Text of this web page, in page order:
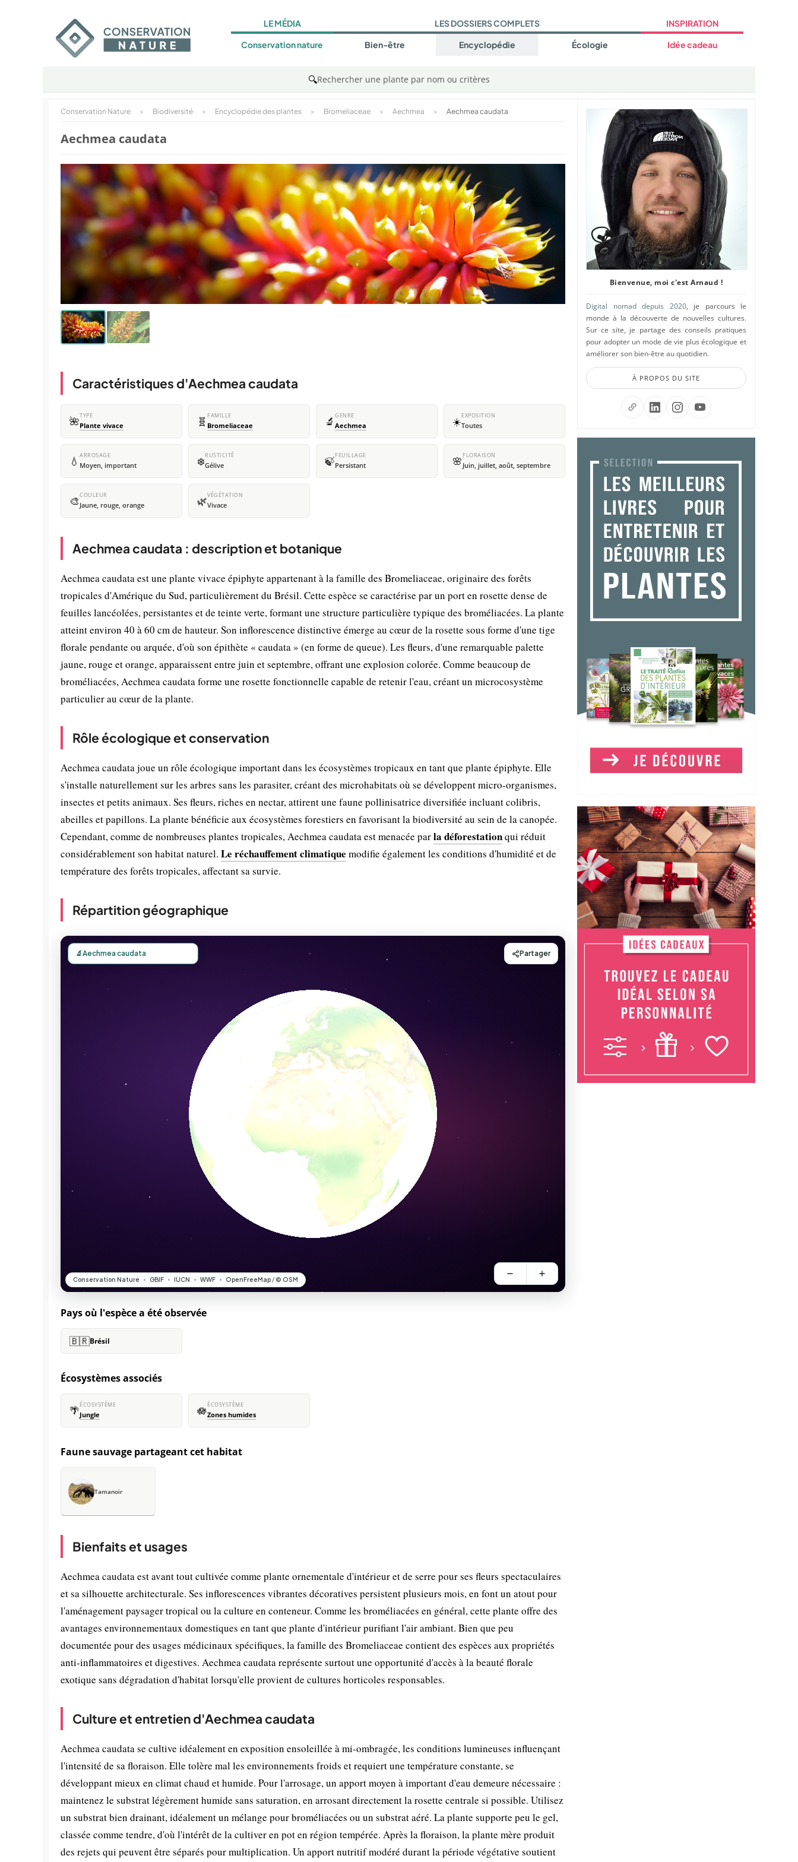
LE MÉDIA
Conservation nature
LES DOSSIERS COMPLETS
Bien-être Encyclopédie Écologie
INSPIRATION
Idée cadeau
🔍Rechercher une plante par nom ou critères
Conservation Nature > Biodiversité > Encyclopédie des plantes > Bromeliaceae > Aechmea > Aechmea caudata
Aechmea caudata
Caractéristiques d'Aechmea caudata
🌺TYPE
Plante vivace 🧬 FAMILLE
Bromeliaceae 🔬 GENRE
Aechmea ☀️EXPOSITION
Toutes
💧 ARROSAGE
Moyen, important ❄️RUSTICITÉ
Gélive 🍃FEUILLAGE
Persistant 🌸 FLORAISON
Juin, juillet, août, septembre
🎨COULEUR
Jaune, rouge, orange 🌿VÉGÉTATION
Vivace
Aechmea caudata : description et botanique
Aechmea caudata est une plante vivace épiphyte appartenant à la famille des Bromeliaceae, originaire des forêts
tropicales d'Amérique du Sud, particulièrement du Brésil. Cette espèce se caractérise par un port en rosette dense de
feuilles lancéolées, persistantes et de teinte verte, formant une structure particulière typique des broméliacées. La plante
atteint environ 40 à 60 cm de hauteur. Son inflorescence distinctive émerge au cœur de la rosette sous forme d'une tige
florale pendante ou arquée, d'où son épithète « caudata » (en forme de queue). Les fleurs, d'une remarquable palette
jaune, rouge et orange, apparaissent entre juin et septembre, offrant une explosion colorée. Comme beaucoup de
broméliacées, Aechmea caudata forme une rosette fonctionnelle capable de retenir l'eau, créant un microcosystème
particulier au cœur de la plante.
Rôle écologique et conservation
Aechmea caudata joue un rôle écologique important dans les écosystèmes tropicaux en tant que plante épiphyte. Elle
s'installe naturellement sur les arbres sans les parasiter, créant des microhabitats où se développent micro-organismes,
insectes et petits animaux. Ses fleurs, riches en nectar, attirent une faune pollinisatrice diversifiée incluant colibris,
abeilles et papillons. La plante bénéficie aux écosystèmes forestiers en favorisant la biodiversité au sein de la canopée.
Cependant, comme de nombreuses plantes tropicales, Aechmea caudata est menacée parla déforestationqui réduit
considérablement son habitat naturel. Le réchauffement climatique modifie également les conditions d'humidité et de
température des forêts tropicales, affectant sa survie.
Répartition géographique
Pays où l'espèce a été observée
🇧🇷Brésil
Écosystèmes associés
🌴ÉCOSYSTÈME
Jungle 🪷ÉCOSYSTÈME
Zones humides
Faune sauvage partageant cet habitat
Tamanoir
Bienfaits et usages
Aechmea caudata est avant tout cultivée comme plante ornementale d'intérieur et de serre pour ses fleurs spectaculaires
et sa silhouette architecturale. Ses inflorescences vibrantes décoratives persistent plusieurs mois, en font un atout pour
l'aménagement paysager tropical ou la culture en conteneur. Comme les broméliacées en général, cette plante offre des
avantages environnementaux domestiques en tant que plante d'intérieur purifiant l'air ambiant. Bien que peu
documentée pour des usages médicinaux spécifiques, la famille des Bromeliaceae contient des espèces aux propriétés
anti-inflammatoires et digestives. Aechmea caudata représente surtout une opportunité d'accès à la beauté florale
exotique sans dégradation d'habitat lorsqu'elle provient de cultures horticoles responsables.
Culture et entretien d'Aechmea caudata
Aechmea caudata se cultive idéalement en exposition ensoleillée à mi-ombragée, les conditions lumineuses influençant
l'intensité de sa floraison. Elle tolère mal les environnements froids et requiert une température constante, se
développant mieux en climat chaud et humide. Pour l'arrosage, un apport moyen à important d'eau demeure nécessaire :
maintenez le substrat légèrement humide sans saturation, en arrosant directement la rosette centrale si possible. Utilisez
un substrat bien drainant, idéalement un mélange pour broméliacées ou un substrat aéré. La plante supporte peu le gel,
classée comme tendre, d'où l'intérêt de la cultiver en pot en région tempérée. Après la floraison, la plante mère produit
des rejets qui peuvent être séparés pour multiplication. Un apport nutritif modéré durant la période végétative soutient
Bienvenue, moi c'est Arnaud !
Digital nomad depuis 2020, je parcours le
monde à la découverte de nouvelles cultures.
Sur ce site, je partage des conseils pratiques
pour adopter un mode de vie plus écologique et
améliorer son bien-être au quotidien.
À PROPOS DU SITE